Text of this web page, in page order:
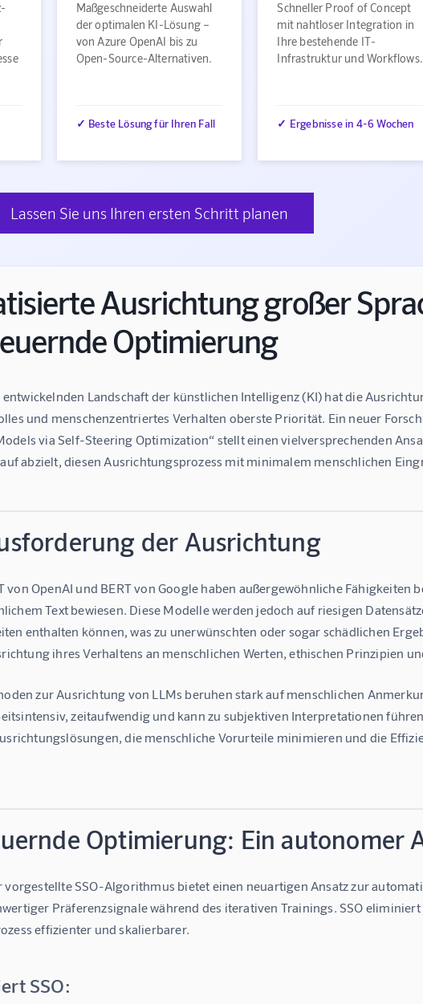
Maßgeschneiderte Auswahl
der optimalen KI-Lösung –
von Azure OpenAI bis zu
Open-Source-Alternativen.
✓ Beste Lösung für Ihren Fall
Schneller Proof of Concept
mit nahtloser Integration in
Ihre bestehende IT-
Infrastruktur und Workflows.
✓ Ergebnisse in 4-6 Wochen
Lassen Sie uns Ihren ersten Schritt planen
Ausrichtung großer
Optimierung
entwickelnden Landschaft der künstlichen Intelligenz (KI) hat die
und menschenzentriertes Verhalten oberste Priorität. Ein neuer
via Self-Steering Optimization“ stellt einen vielversprechenden
abzielt, diesen Ausrichtungsprozess mit minimalem menschlichen
der Ausrichtung
von OpenAI und BERT von Google haben außergewöhnliche Fähigkeiten
Text bewiesen. Diese Modelle werden jedoch auf riesigen
enthalten können, was zu unerwünschten oder sogar schädlichen
ihres Verhaltens an menschlichen Werten, ethischen Prinzipien
zur Ausrichtung von LLMs beruhen stark auf menschlichen
zeitaufwendig und kann zu subjektiven Interpretationen
die menschliche Vorurteile minimieren und die
Optimierung: Ein autonomer
vorgestellte SSO-Algorithmus bietet einen neuartigen Ansatz zur
Präferenzsignale während des iterativen Trainings. SSO
effizienter und skalierbarer.
SSO: